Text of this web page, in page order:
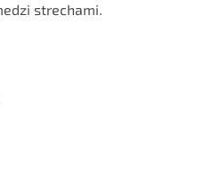
strechami.